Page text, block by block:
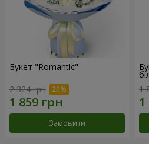
Букет "Romantic"
2 324 грн
Замовити
1